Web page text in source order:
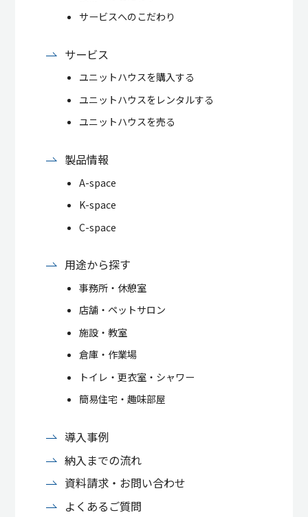
サービスへのこだわり
サービス
ユニットハウスを購入する
ユニットハウスをレンタルする
ユニットハウスを売る
製品情報
A-space
K-space
C-space
用途から探す
事務所・休憩室
店舗・ペットサロン
施設・教室
倉庫・作業場
トイレ・更衣室・シャワー
簡易住宅・趣味部屋
導入事例
納入までの流れ
資料請求・お問い合わせ
よくあるご質問